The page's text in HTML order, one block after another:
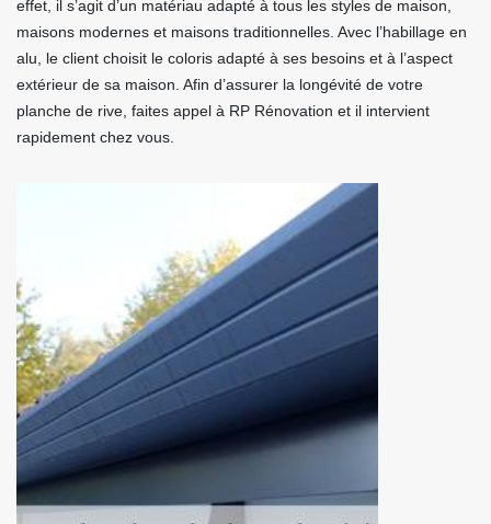
effet, il s’agit d’un matériau adapté à tous les styles de maison,
maisons modernes et maisons traditionnelles. Avec l’habillage en
alu, le client choisit le coloris adapté à ses besoins et à l’aspect
extérieur de sa maison. Afin d’assurer la longévité de votre
planche de rive, faites appel à RP Rénovation et il intervient
rapidement chez vous.